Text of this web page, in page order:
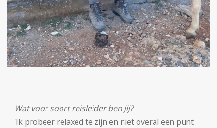
Wat voor soort reisleider ben jij?
‘Ik probeer relaxed te zijn en niet overal een punt